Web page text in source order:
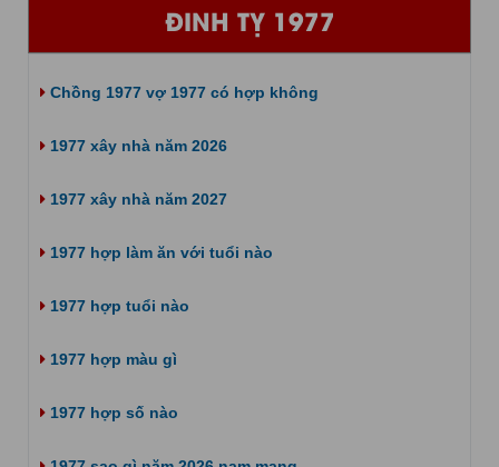
ĐINH TỴ 1977
Chồng 1977 vợ 1977 có hợp không
1977 xây nhà năm 2026
1977 xây nhà năm 2027
1977 hợp làm ăn với tuổi nào
1977 hợp tuổi nào
1977 hợp màu gì
1977 hợp số nào